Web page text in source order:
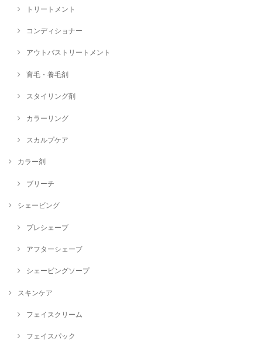
トリートメント
コンディショナー
アウトバストリートメント
育毛・養毛剤
スタイリング剤
カラーリング
スカルプケア
カラー剤
ブリーチ
シェービング
プレシェーブ
アフターシェーブ
シェービングソープ
スキンケア
フェイスクリーム
フェイスパック